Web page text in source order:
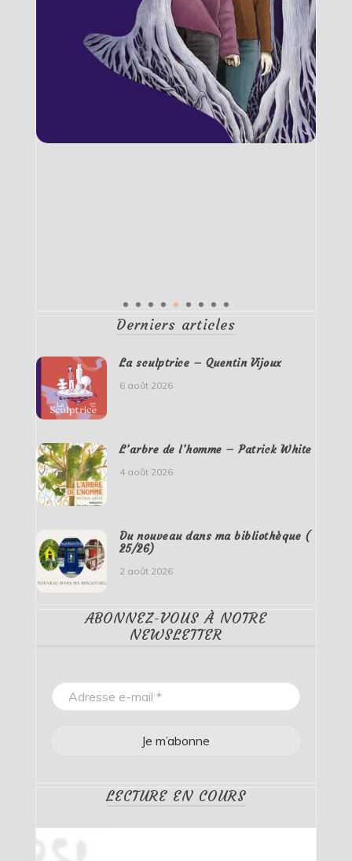
Derniers articles
La sculptrice – Quentin Vijoux
6 août 2026
L’arbre de l’homme – Patrick White
4 août 2026
Du nouveau dans ma bibliothèque (
25/26)
2 août 2026
ABONNEZ-VOUS À NOTRE
NEWSLETTER
LECTURE EN COURS